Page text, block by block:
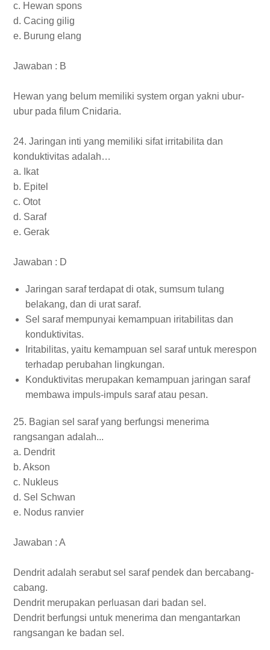
c. Hewan spons
d. Cacing gilig
e. Burung elang
Jawaban : B
Hewan yang belum memiliki system organ yakni ubur-
ubur pada filum Cnidaria.
24. Jaringan inti yang memiliki sifat irritabilita dan
konduktivitas adalah…
a. Ikat
b. Epitel
c. Otot
d. Saraf
e. Gerak
Jawaban : D
Jaringan saraf terdapat di otak, sumsum tulang
belakang, dan di urat saraf.
Sel saraf mempunyai kemampuan iritabilitas dan
konduktivitas.
Iritabilitas, yaitu kemampuan sel saraf untuk merespon
terhadap perubahan lingkungan.
Konduktivitas merupakan kemampuan jaringan saraf
membawa impuls-impuls saraf atau pesan.
25. Bagian sel saraf yang berfungsi menerima
rangsangan adalah...
a. Dendrit
b. Akson
c. Nukleus
d. Sel Schwan
e. Nodus ranvier
Jawaban : A
Dendrit adalah serabut sel saraf pendek dan bercabang-
cabang.
Dendrit merupakan perluasan dari badan sel.
Dendrit berfungsi untuk menerima dan mengantarkan
rangsangan ke badan sel.